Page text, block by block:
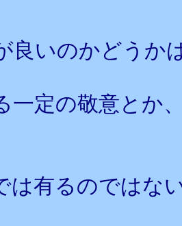
良いのかどうか
一定の敬意とか
は有るのではな